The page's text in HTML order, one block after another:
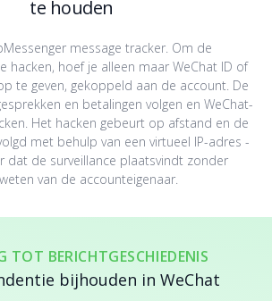
te houden
message tracker. Om de
hacken, hoef je alleen maar WeChat ID of
te geven, gekoppeld aan de account. De
en betalingen volgen en WeChat-
Het hacken gebeurt op afstand en de
met behulp van een virtueel IP-adres -
dat de surveillance plaatsvindt zonder
van de accounteigenaar.
TOT BERICHTGESCHIEDENIS
bijhouden in WeChat